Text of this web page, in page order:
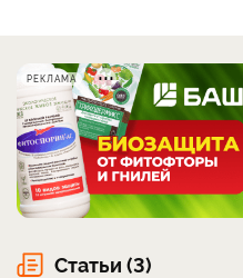
РЕКЛАМА
Статьи (3)